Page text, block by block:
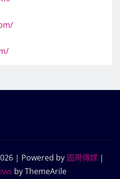
| Powered by 圓周傳媒 |
by ThemeArile